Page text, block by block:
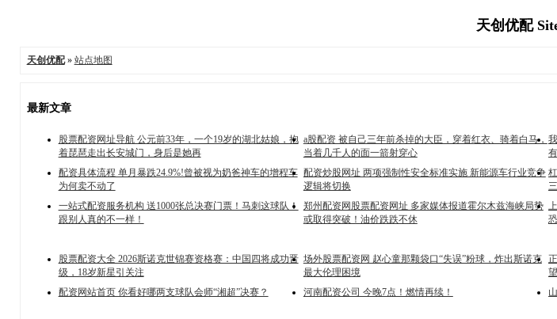
天创优配
天创优配» 站点地图
最新文章
股票配资网址导航 公元前33年，一个19岁的湖北姑娘，抱
着琵琶走出长安城门，身后是她再
a股配资 被自己三年前杀掉的大臣，穿着红衣、骑着白马，
当着几千人的面一箭射穿心
配资具体流程 单月暴跌24.9%!曾被视为奶爸神车的增程车
为何卖不动了
配资炒股网址 两项强制性安全标准实施 新能源车行业竞争
逻辑将切换
一站式配资服务机构 送1000张总决赛门票！马刺这球队！
跟别人真的不一样！
郑州配资网股票配资网址 多家媒体报道霍尔木兹海峡局势
或取得突破！油价跌跌不休
股票配资大全 2026斯诺克世锦赛资格赛：中国四将成功晋
级，18岁新星引关注
场外股票配资网 赵心童那颗袋口“失误”粉球，炸出斯诺克
最大伦理困境
配资网站首页 你看好哪两支球队会师“湘超”决赛？
河南配资公司 今晚7点！燃情再续！